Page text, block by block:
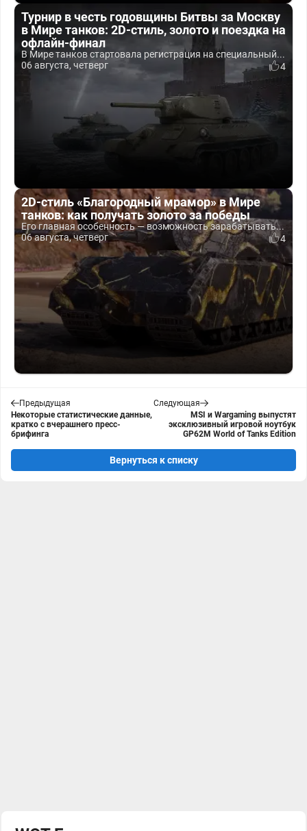
Турнир в честь годовщины Битвы за Москву
в Мире танков: 2D-стиль, золото и поездка на
офлайн-финал
В Мире танков стартовала регистрация на специальный...
06 августа, четверг
4
2D-стиль «Благородный мрамор» в Мире
танков: как получать золото за победы
Его главная особенность — возможность зарабатывать...
06 августа, четверг
4
Предыдущая
Некоторые статистические данные,
кратко с вчерашнего пресс-
брифинга
Следующая
MSI и Wargaming выпустят
эксклюзивный игровой ноутбук
GP62M World of Tanks Edition
Вернуться к списку